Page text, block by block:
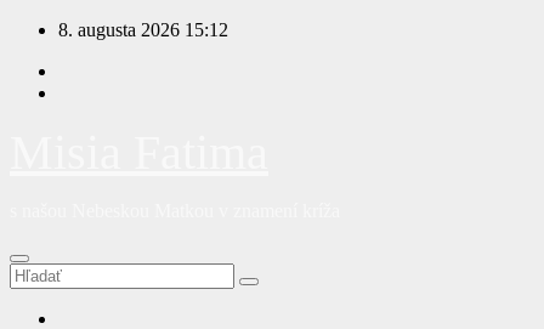
Prejsť
obsah
8. augusta 2026 15:12